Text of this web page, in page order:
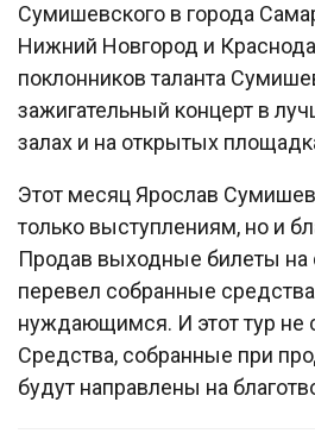
Сумишевского в города
Нижний Новгород и
поклонников таланта
зажигательный концерт в
залах и на открытых
Этот месяц Ярослав
только выступлениям, но и
Продав выходные билеты на
перевел собранные
нуждающимся. И этот тур не
Средства, собранные при
будут направлены на